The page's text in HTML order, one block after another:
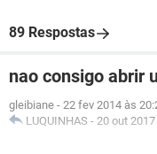
89 Respostas
nao consigo abrir
gleibiane - 22 fev 2014 às
LUQUINHAS - 20 out